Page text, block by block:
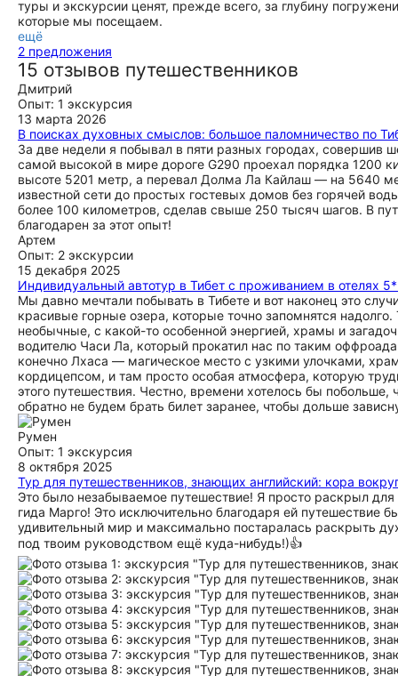
туры и экскурсии ценят, прежде всего, за глубину
которые мы посещаем.
ещё
2 предложения
15 отзывов путешественников
Дмитрий
Опыт: 1 экскурсия
13 марта 2026
В поисках духовных смыслов: большое паломничество по
За две недели я побывал в пяти разных городах, совершив
самой высокой в мире дороге G290 проехал порядка 1200
высоте 5201 метр, а перевал Долма Ла Кайлаш — на 5640
известной сети до простых гостевых домов без горячей
более 100 километров, сделав свыше 250 тысяч шагов. В
благодарен за этот опыт!
Артем
Опыт: 2 экскурсии
15 декабря 2025
Индивидуальный автотур в Тибет с проживанием в отелях
Мы давно мечтали побывать в Тибете и вот наконец это
красивые горные озера, которые точно запомнятся
необычные, с какой-то особенной энергией, храмы и
водителю Часи Ла, который прокатил нас по таким
конечно Лхаса — магическое место с узкими улочками,
кордицепсом, и там просто особая атмосфера, которую
этого путешествия. Честно, времени хотелось бы
обратно не будем брать билет заранее, чтобы дольше
Румен
Опыт: 1 экскурсия
8 октября 2025
Тур для путешественников, знающих английский: кора
Это было незабываемое путешествие! Я просто раскрыл для
гида Марго! Это исключительно благодаря ей путешествие
удивительный мир и максимально постаралась раскрыть
под твоим руководством ещё куда-нибудь!)👍